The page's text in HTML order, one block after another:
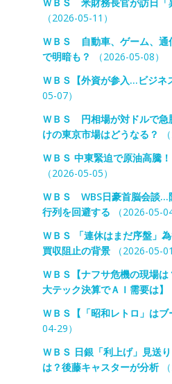
ＷＢＳ 米財務長官が訪日
（2026-05-11）
ＷＢＳ 自動車、ゲーム、通
で明暗も？
（2026-05-08）
ＷＢＳ【外資が参入…ビジネ
05-07）
ＷＢＳ 円相場が対ドルで
けの東京市場はどうなる？
ＷＢＳ 中東緊迫で原油高騰
（2026-05-05）
ＷＢＳ WBS日豪首脳会談…
行列を回避する （2026-05-04
ＷＢＳ 「連休はまだ序盤」
買収阻止の背景（2026-05-01
ＷＢＳ【ナフサ危機の現場
大テック決算でＡＩ需要は】
ＷＢＳ【「昭和レトロ」はブ
04-29）
ＷＢＳ 日銀「利上げ」見送
は？後藤キャスターが分析（